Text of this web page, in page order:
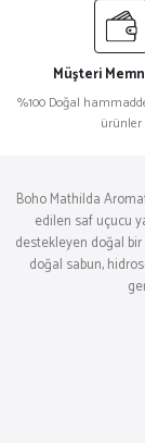
Müşteri
%100 Doğal
ürünler
Boho Mathilda
edilen saf uçucu
destekleyen doğal bir
doğal sabun,